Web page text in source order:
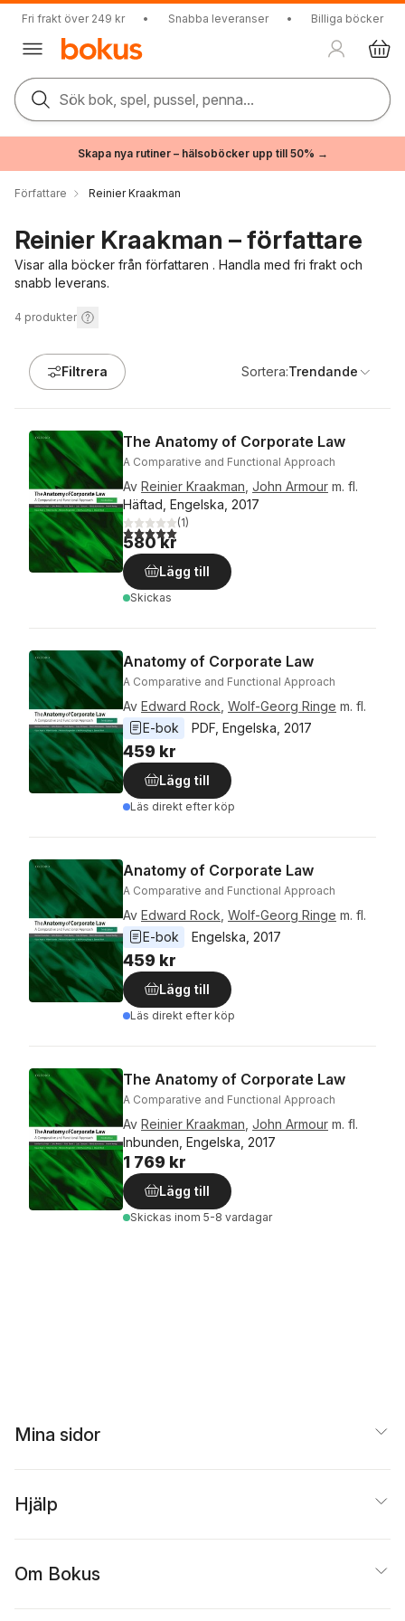
Fri frakt över 249 kr • Snabba leveranser • Billiga böcker
Sök bok, spel, pussel, penna...
Skapa nya rutiner – hälsoböcker upp till 50% →
Författare Reinier Kraakman
Reinier Kraakman – författare
Visar alla böcker från författaren . Handla med fri frakt och
snabb leverans.
4 produkter
Filtrera Sortera:Trendande
The Anatomy of Corporate Law
A Comparative and Functional Approach
Av Reinier Kraakman John Armour m. fl.
Häftad, Engelska, 2017
5,0utav 5 stjärnor. Totalt antal röster:
(1)
580 kr
Lägg till
Skickas
Anatomy of Corporate Law
A Comparative and Functional Approach
Av Edward Rock Wolf-Georg Ringe m. fl.
E-bok
PDF Engelska 2017
459 kr
Lägg till
Läs direkt efter köp
Anatomy of Corporate Law
A Comparative and Functional Approach
Av Edward Rock Wolf-Georg Ringe m. fl.
E-bok
Engelska 2017
459 kr
Lägg till
Läs direkt efter köp
The Anatomy of Corporate Law
A Comparative and Functional Approach
Av Reinier Kraakman John Armour m. fl.
Inbunden, Engelska, 2017
1 769 kr
Lägg till
Skickas inom 5-8 vardagar
Mina sidor
Hjälp
Om Bokus